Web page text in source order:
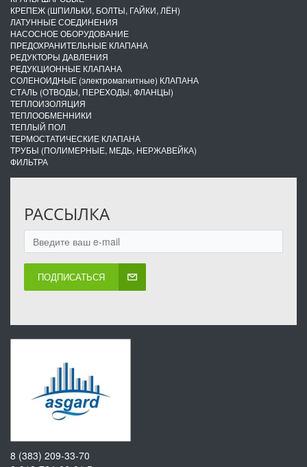
КРЕПЕЖ (ШПИЛЬКИ, БОЛТЫ, ГАЙКИ, ЛЁН)
ЛАТУННЫЕ СОЕДИНЕНИЯ
НАСОСНОЕ ОБОРУДОВАНИЕ
ПРЕДОХРАНИТЕЛЬНЫЕ КЛАПАНА
РЕДУКТОРЫ ДАВЛЕНИЯ
РЕДУКЦИОННЫЕ КЛАПАНА
СОЛЕНОИДНЫЕ (электромагнитные) КЛАПАНА
СТАЛЬ (ОТВОДЫ, ПЕРЕХОДЫ, ФЛАНЦЫ)
ТЕПЛОИЗОЛЯЦИЯ
ТЕПЛООБМЕННИКИ
ТЕПЛЫЙ ПОЛ
ТЕРМОСТАТИЧЕСКИЕ КЛАПАНА
ТРУБЫ (ПОЛИМЕРНЫЕ, МЕДЬ, НЕРЖАВЕЙКА)
ФИЛЬТРА
РАССЫЛКА
ПОДПИСАТЬСЯ
8 (383) 209-33-70